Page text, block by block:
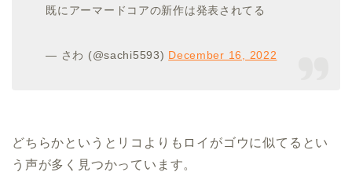
既にアーマードコアの新作は発表されてる
— さわ (@sachi5593) December 16, 2022
どちらかというとリコよりもロイがゴウに似てるとい
う声が多く見つかっています。